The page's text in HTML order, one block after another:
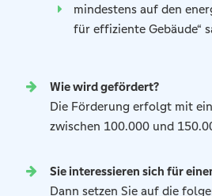
mindestens auf den
für effiziente Gebäude“
Wie wird gefördert?
Die Förderung erfolgt mit
zwischen 100.000 und
Sie interessieren sich für
Dann setzen Sie auf die